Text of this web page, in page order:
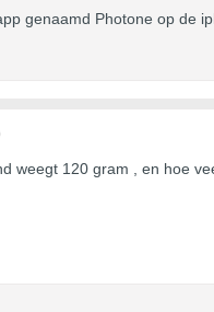
genaamd Photone op de
weegt 120 gram , en hoe